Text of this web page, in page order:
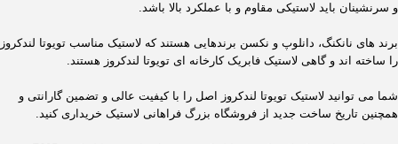
و سرنشینان باید لاستیکی مقاوم و با عملکرد بالا باشد.
برند های نانکنگ، دانلوپ و نکسن برندهایی هستند که لاستیک مناسب تویوتا لندکروز
را ساخته اند و گاهی لاستیک فابریک کارخانه ای تویوتا لندکروز هستند.
شما می توانید لاستیک تویوتا لندکروز اصل را با کیفیت عالی و تضمین گارانتی و
همچنین تاریخ ساخت جدید از فروشگاه بزرگ فراهانی لاستیک خریداری کنید.